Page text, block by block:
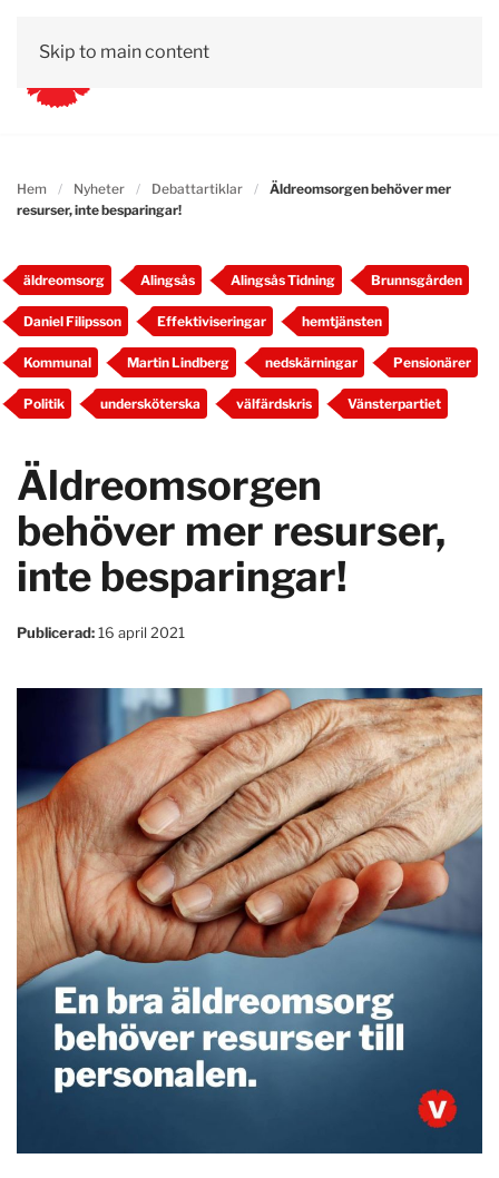
Skip to main content
Hem Nyheter Debattartiklar
Äldreomsorgen behöver mer
resurser, inte besparingar!
äldreomsorg Alingsås Alingsås Tidning Brunnsgården
Daniel Filipsson Effektiviseringar hemtjänsten
Kommunal Martin Lindberg nedskärningar Pensionärer
Politik undersköterska välfärdskris Vänsterpartiet
Äldreomsorgen
behöver mer resurser,
inte besparingar!
Publicerad:16 april 2021